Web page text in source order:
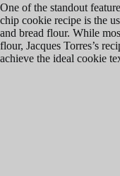
One of the standout
chip cookie recipe is the
and bread flour. While
flour, Jacques Torres’s
achieve the ideal cookie